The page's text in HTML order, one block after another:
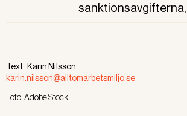
bryter mot
anser organisationen.
Text : Karin Nilsson
karin.nilsson@alltomarbetsmiljo.se
Foto:Adobe Stock